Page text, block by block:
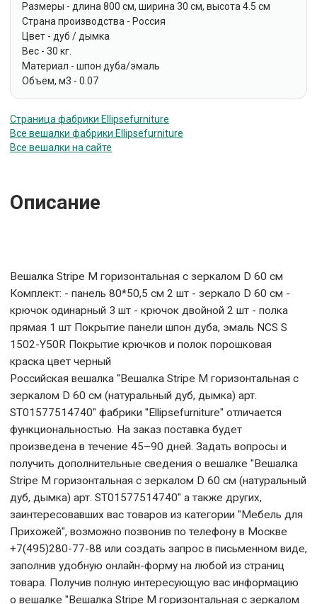
Размеры - длина 800 см, ширина 30 см, высота 4.5 см
Страна производства - Россия
Цвет - дуб / дымка
Вес - 30 кг.
Материал - шпон дуба/эмаль
Объем, м3 - 0.07
Страница фабрики Ellipsefurniture
Все вешалки фабрики Ellipsefurniture
Все вешалки на сайте
Описание
Вешалка Stripe M горизонтальная с зеркалом D 60 см
Комплект: - панель 80*50,5 см 2 шт - зеркало D 60 см -
крючок одинарный 3 шт - крючок двойной 2 шт - полка
прямая 1 шт Покрытие панели шпон дуба, эмаль NCS S
1502-Y50R Покрытие крючков и полок порошковая
краска цвет черный
Российская вешалка "Вешалка Stripe M горизонтальная с
зеркалом D 60 см (натуральный дуб, дымка) арт.
ST01577514740" фабрики "Ellipsefurniture" отличается
функциональностью. На заказ поставка будет
произведена в течение 45–90 дней. Задать вопросы и
получить дополнительные сведения о вешалке "Вешалка
Stripe M горизонтальная с зеркалом D 60 см (натуральный
дуб, дымка) арт. ST01577514740" а также других,
заинтересовавших вас товаров из категории "Мебель для
Прихожей", возможно позвонив по телефону в Москве
+7(495)280-77-88 или создать запрос в письменном виде,
заполнив удобную онлайн-форму на любой из страниц
товара. Получив полную интересующую вас информацию
о вешалке "Вешалка Stripe M горизонтальная с зеркалом